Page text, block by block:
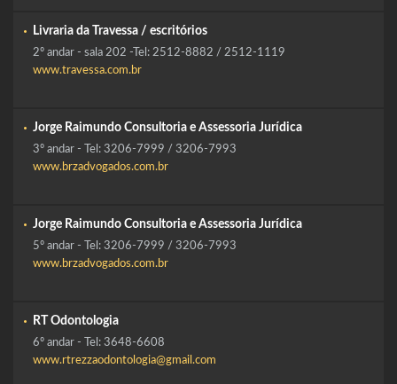
Livraria da Travessa / escritórios
2º andar - sala 202 -Tel: 2512-8882 / 2512-1119
www.travessa.com.br
Jorge Raimundo Consultoria e Assessoria Jurídica
3º andar - Tel: 3206-7999 / 3206-7993
www.brzadvogados.com.br
Jorge Raimundo Consultoria e Assessoria Jurídica
5º andar - Tel: 3206-7999 / 3206-7993
www.brzadvogados.com.br
RT Odontologia
6º andar - Tel: 3648-6608
www.rtrezzaodontologia@gmail.com